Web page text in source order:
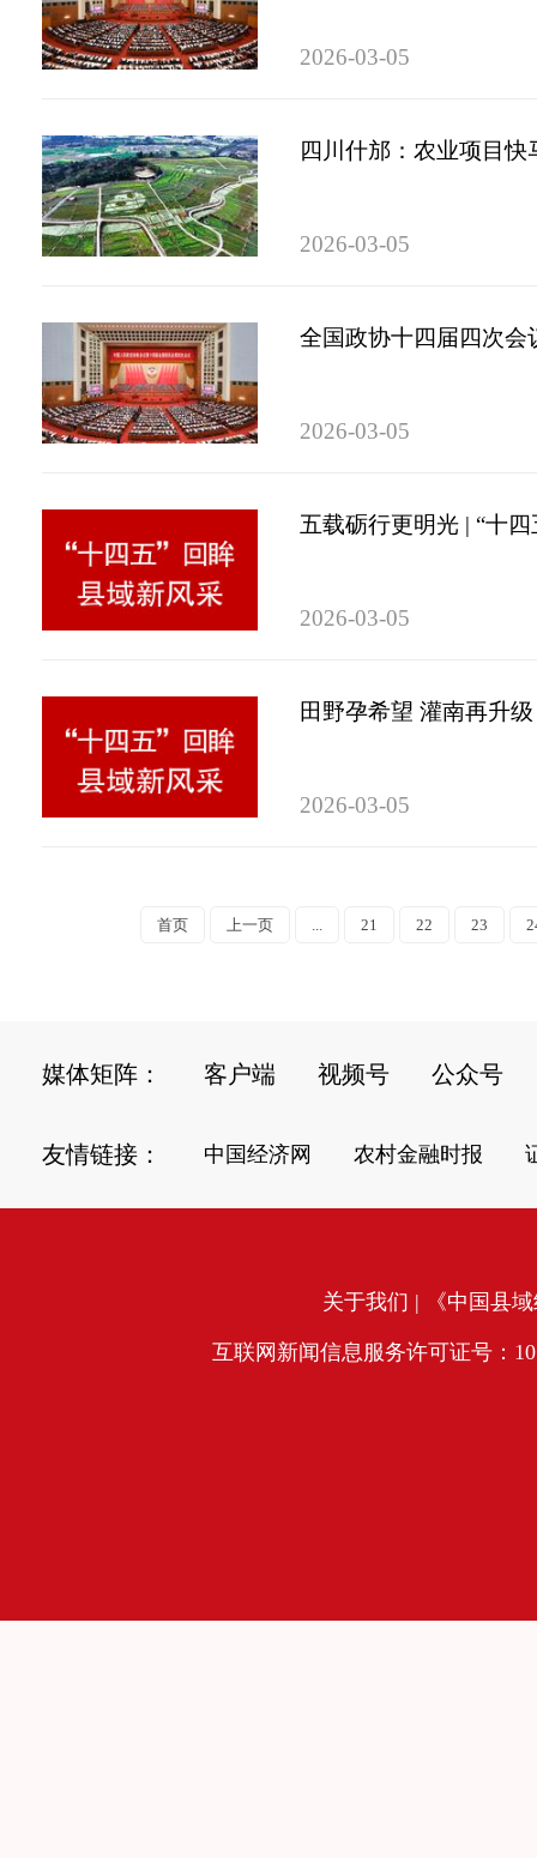
2026-03-05
四川什邡：农业项目
2026-03-05
全国政协十四届四次会
2026-03-05
五载砺行更明光 | “十
2026-03-05
田野孕希望 灌南再升
2026-03-05
首页 上一页 ... 21 22 23
媒体矩阵： 客户端 视频号 公众号
友情链接： 中国经济网 农村金融时报
关于我们 | 《中国县
互联网新闻信息服务许可证号：